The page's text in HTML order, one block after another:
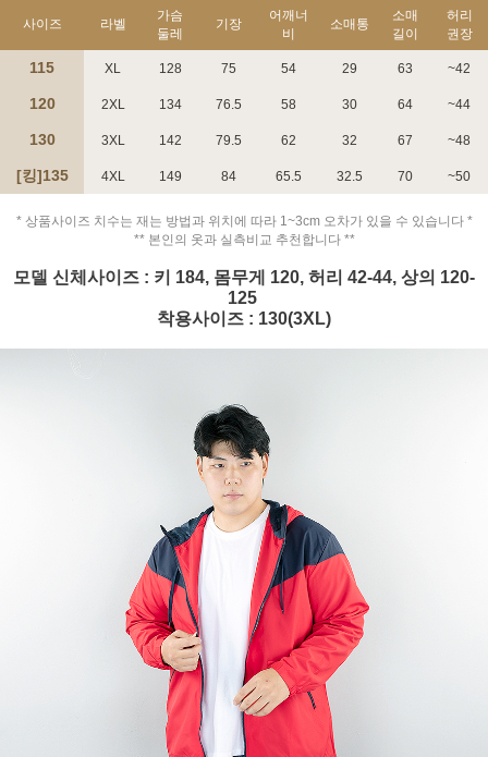
사이즈 라벨
가슴
둘레
기장
어깨너
비
소매통
소매
길이
허리
권장
115 XL 128 75 54 29 63 ~42
120 2XL 134 76.5 58 30 64 ~44
130 3XL 142 79.5 62 32 67 ~48
[킹]135 4XL 149 84 65.5 32.5 70 ~50
* 상품사이즈 치수는 재는 방법과 위치에 따라 1~3cm 오차가 있을 수 있습니다 *
** 본인의 옷과 실측비교 추천합니다 **
모델 신체사이즈 : 키 184, 몸무게 120, 허리 42-44, 상의 120-
125
착용사이즈 : 130(3XL)